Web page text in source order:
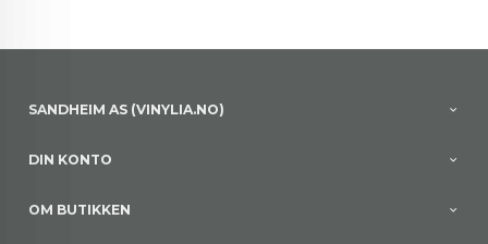
SANDHEIM AS (VINYLIA.NO)
DIN KONTO
OM BUTIKKEN